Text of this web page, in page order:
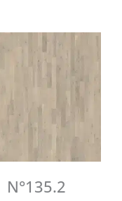
N°135.2